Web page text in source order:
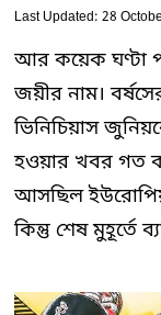
Last Updated: 28
আর কয়েক ঘণ্টা
জয়ীর নাম।
ভিনিচিয়াস
হওয়ার খবর গত
আসছিল
কিন্তু শেষ মুহূর্তে